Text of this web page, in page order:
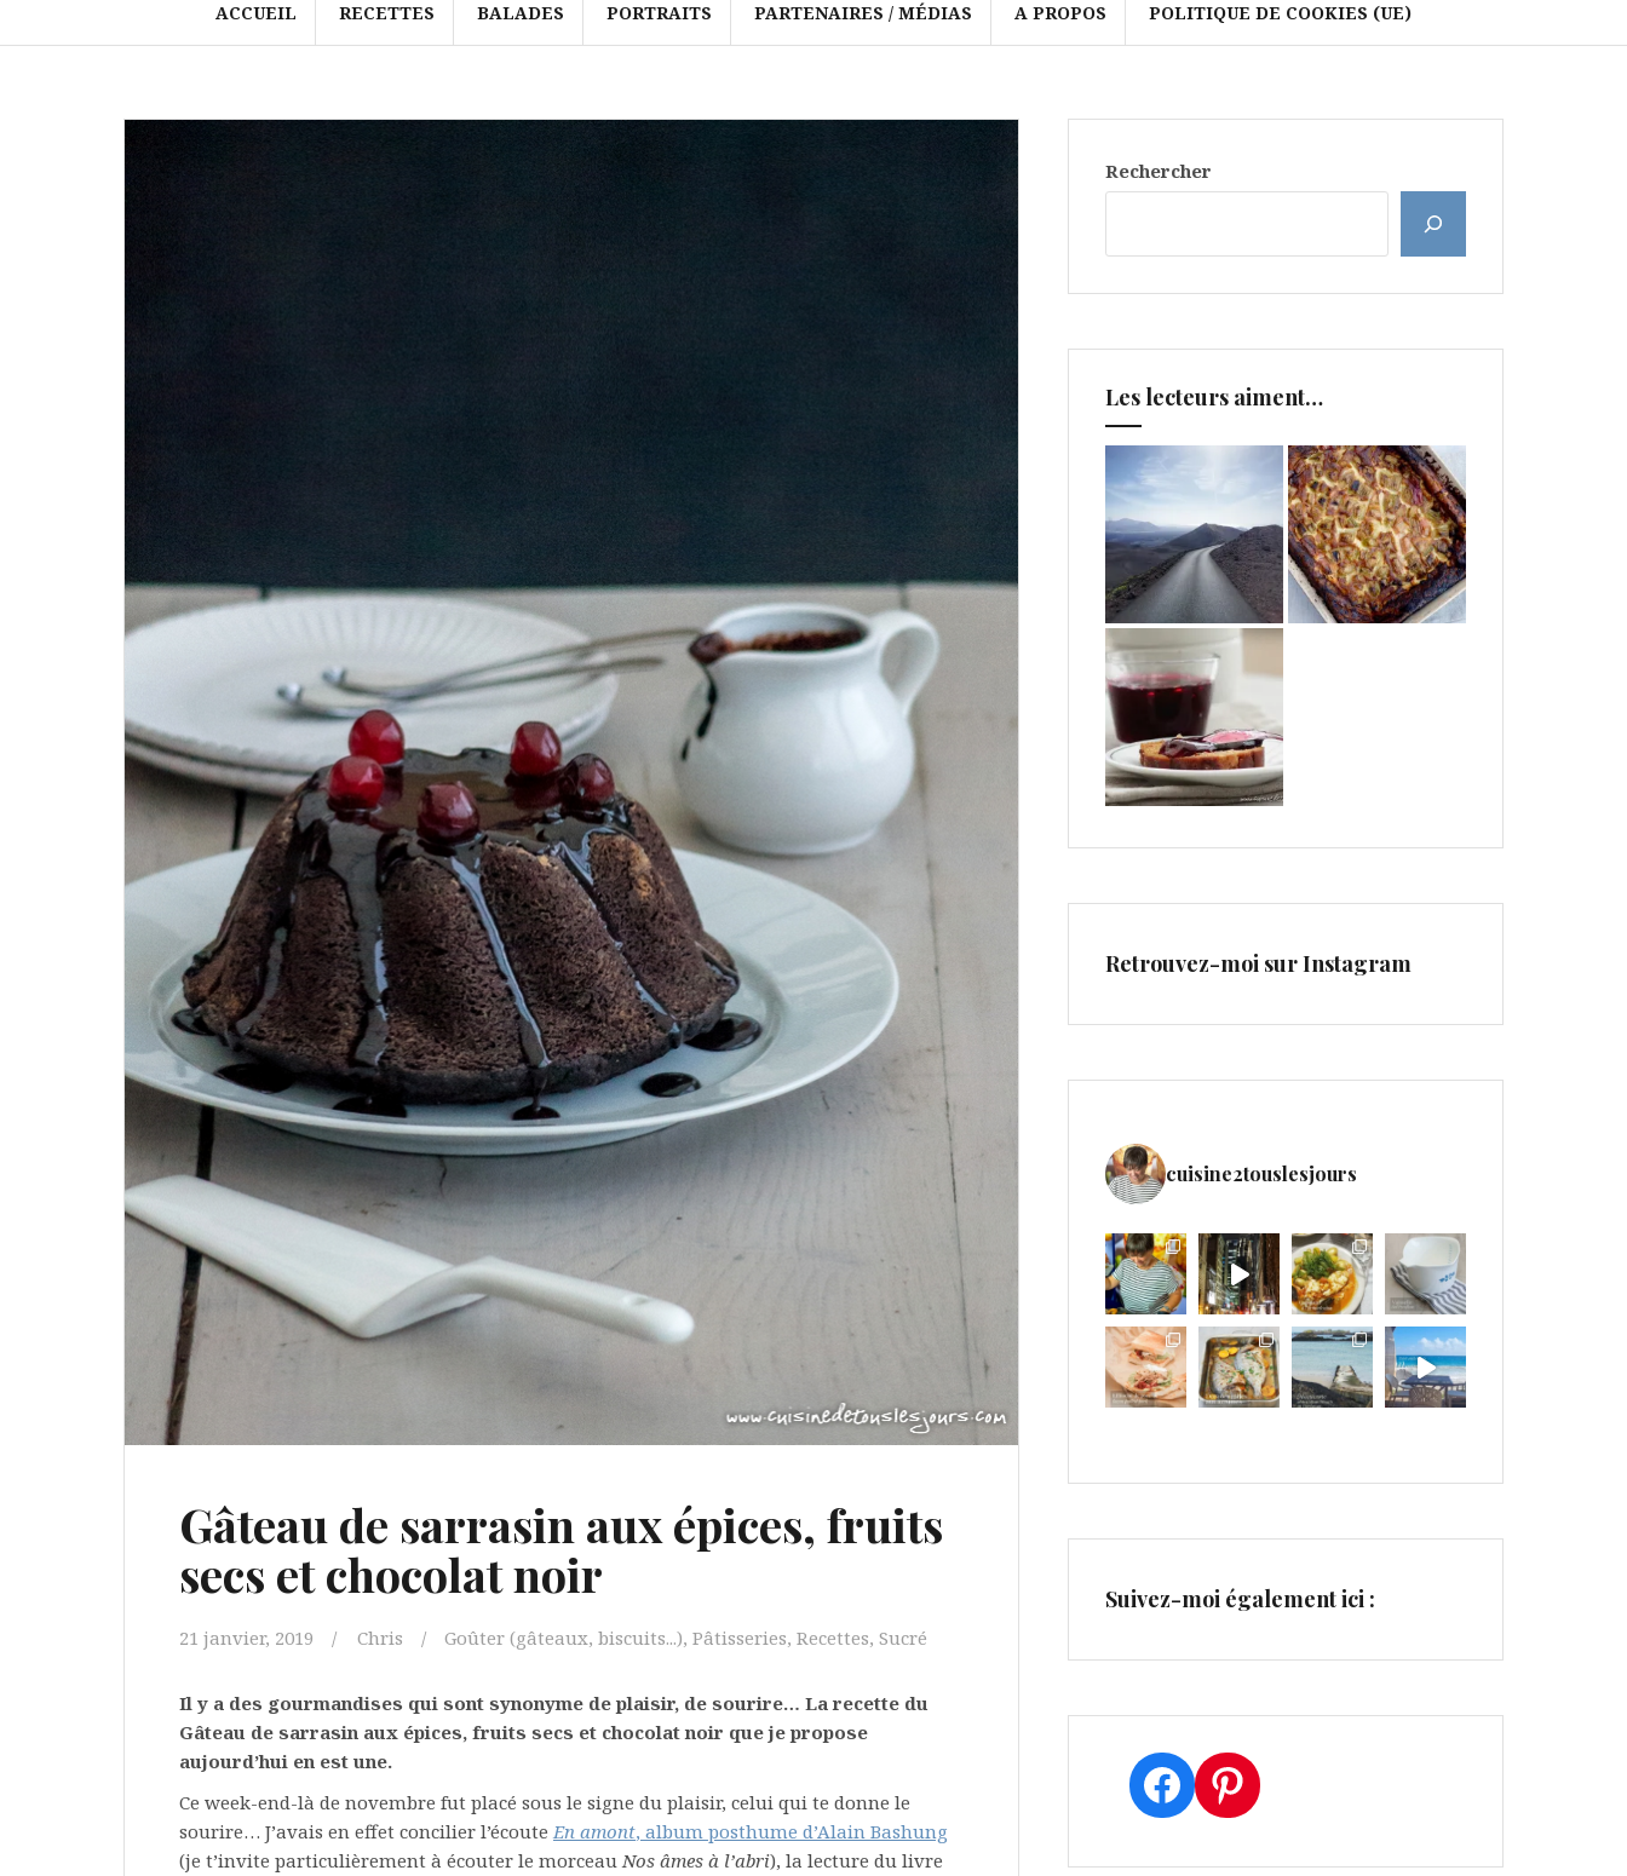
ACCUEIL RECETTES BALADES PORTRAITS PARTENAIRES / MÉDIAS A PROPOS POLITIQUE DE COOKIES (UE)
Gâteau de sarrasin aux épices, fruits
secs et chocolat noir
21 janvier, 2019 Chris Goûter (gâteaux, biscuits...), Pâtisseries, Recettes, Sucré
Il y a des gourmandises qui sont synonyme de plaisir, de sourire… La recette du
Gâteau de sarrasin aux épices, fruits secs et chocolat noir que je propose
aujourd’hui en est une.
Ce week-end-là de novembre fut placé sous le signe du plaisir, celui qui te donne le
sourire… J’avais en effet concilier l’écouteEn amont, album posthume d’Alain Bashung
(je t’invite particulièrement à écouter le morceauNos âmes à l’abri), la lecture du livre
Rechercher
Les lecteurs aiment…
Retrouvez-moi sur Instagram
cuisine2touslesjours
Suivez-moi également ici :
Facebook
Pinterest